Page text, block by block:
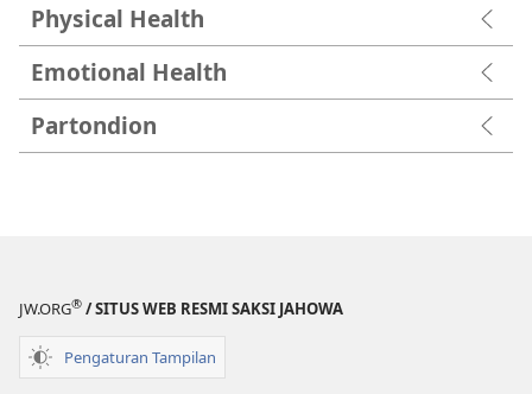
Physical Health
Emotional Health
Partondion
JW.ORG® / SITUS WEB RESMI SAKSI JAHOWA
Pengaturan Tampilan